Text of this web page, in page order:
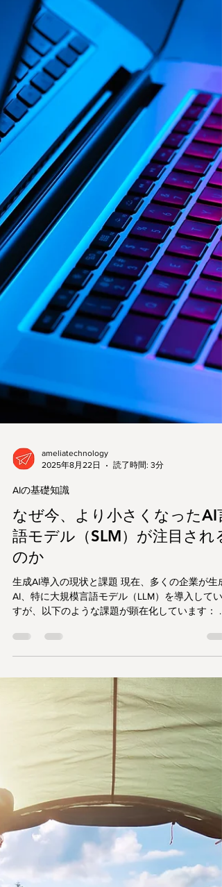
ameliatechnology
2025年8月22日
AIの基礎知識
なぜ今、より小さくなったAI
AI、特に大規模言語モデル（LLM）を導入してい
すが、以下のような課題が顕在化しています： 高
い導入・運用コスト 推論の遅延（レイテンシ） プ
ライバシー・データ管理の複雑さ こうした課題に
対して、NVIDIA Researchが提案する“小規模言語
モデル（SLM）”が新たな解決策として注目されて